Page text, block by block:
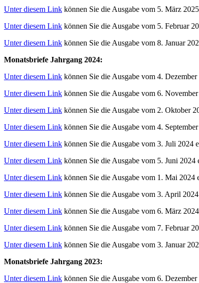
Unter diesem Link können Sie die Ausgabe vom 5. März
Unter diesem Link können Sie die Ausgabe vom 5. Februar
Unter diesem Link können Sie die Ausgabe vom 8. Januar
Monatsbriefe Jahrgang 2024:
Unter diesem Link können Sie die Ausgabe vom 4. Dezember
Unter diesem Link können Sie die Ausgabe vom 6.
Unter diesem Link können Sie die Ausgabe vom 2. Oktober
Unter diesem Link können Sie die Ausgabe vom 4.
Unter diesem Link können Sie die Ausgabe vom 3. Juli 2024
Unter diesem Link können Sie die Ausgabe vom 5. Juni 2024
Unter diesem Link können Sie die Ausgabe vom 1. Mai 2024
Unter diesem Link können Sie die Ausgabe vom 3. April
Unter diesem Link können Sie die Ausgabe vom 6. März
Unter diesem Link können Sie die Ausgabe vom 7. Februar
Unter diesem Link können Sie die Ausgabe vom 3. Januar
Monatsbriefe Jahrgang 2023:
Unter diesem Link können Sie die Ausgabe vom 6. Dezember